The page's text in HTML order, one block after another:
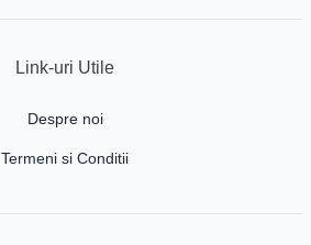
Link-uri Utile
Despre noi
Termeni si Conditii